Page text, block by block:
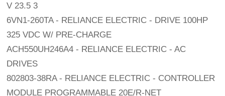
V 23.5 3
6VN1-260TA - RELIANCE ELECTRIC - DRIVE 100HP
325 VDC W/ PRE-CHARGE
ACH550UH246A4 - RELIANCE ELECTRIC - AC
DRIVES
802803-38RA - RELIANCE ELECTRIC - CONTROLLER
MODULE PROGRAMMABLE 20E/R-NET